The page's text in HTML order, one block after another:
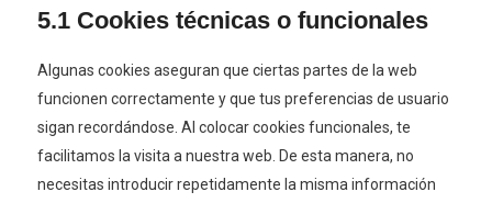
5.1 Cookies técnicas o funcionales
Algunas cookies aseguran que ciertas partes de la web
funcionen correctamente y que tus preferencias de usuario
sigan recordándose. Al colocar cookies funcionales, te
facilitamos la visita a nuestra web. De esta manera, no
necesitas introducir repetidamente la misma información